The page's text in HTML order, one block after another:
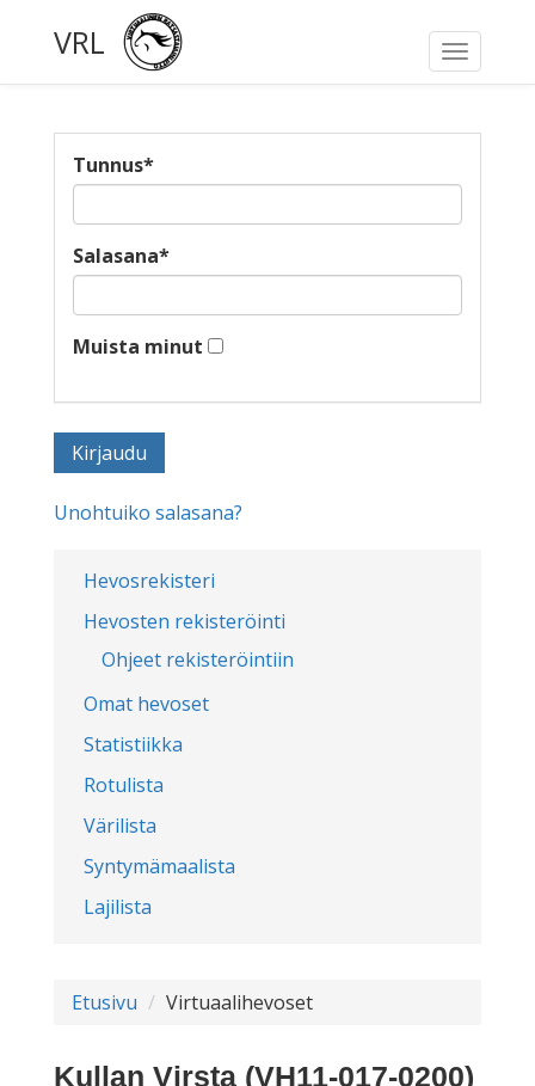
Toggle
VRL
Hevosrekisteri
Hevosten rekisteröinti
Ohjeet rekisteröintiin
Omat hevoset
Statistiikka
Rotulista
Värilista
Syntymämaalista
Lajilista
Tunnus*
Salasana*
Muista minut
Unohtuiko salasana?
Etusivu Virtuaalihevoset
Kullan Virsta (VH11-017-0200)